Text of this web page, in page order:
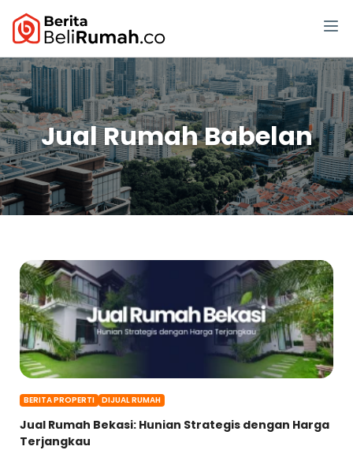
Jual Rumah Babelan
BERITA PROPERTI DIJUAL RUMAH
Jual Rumah Bekasi: Hunian Strategis dengan Harga
Terjangkau